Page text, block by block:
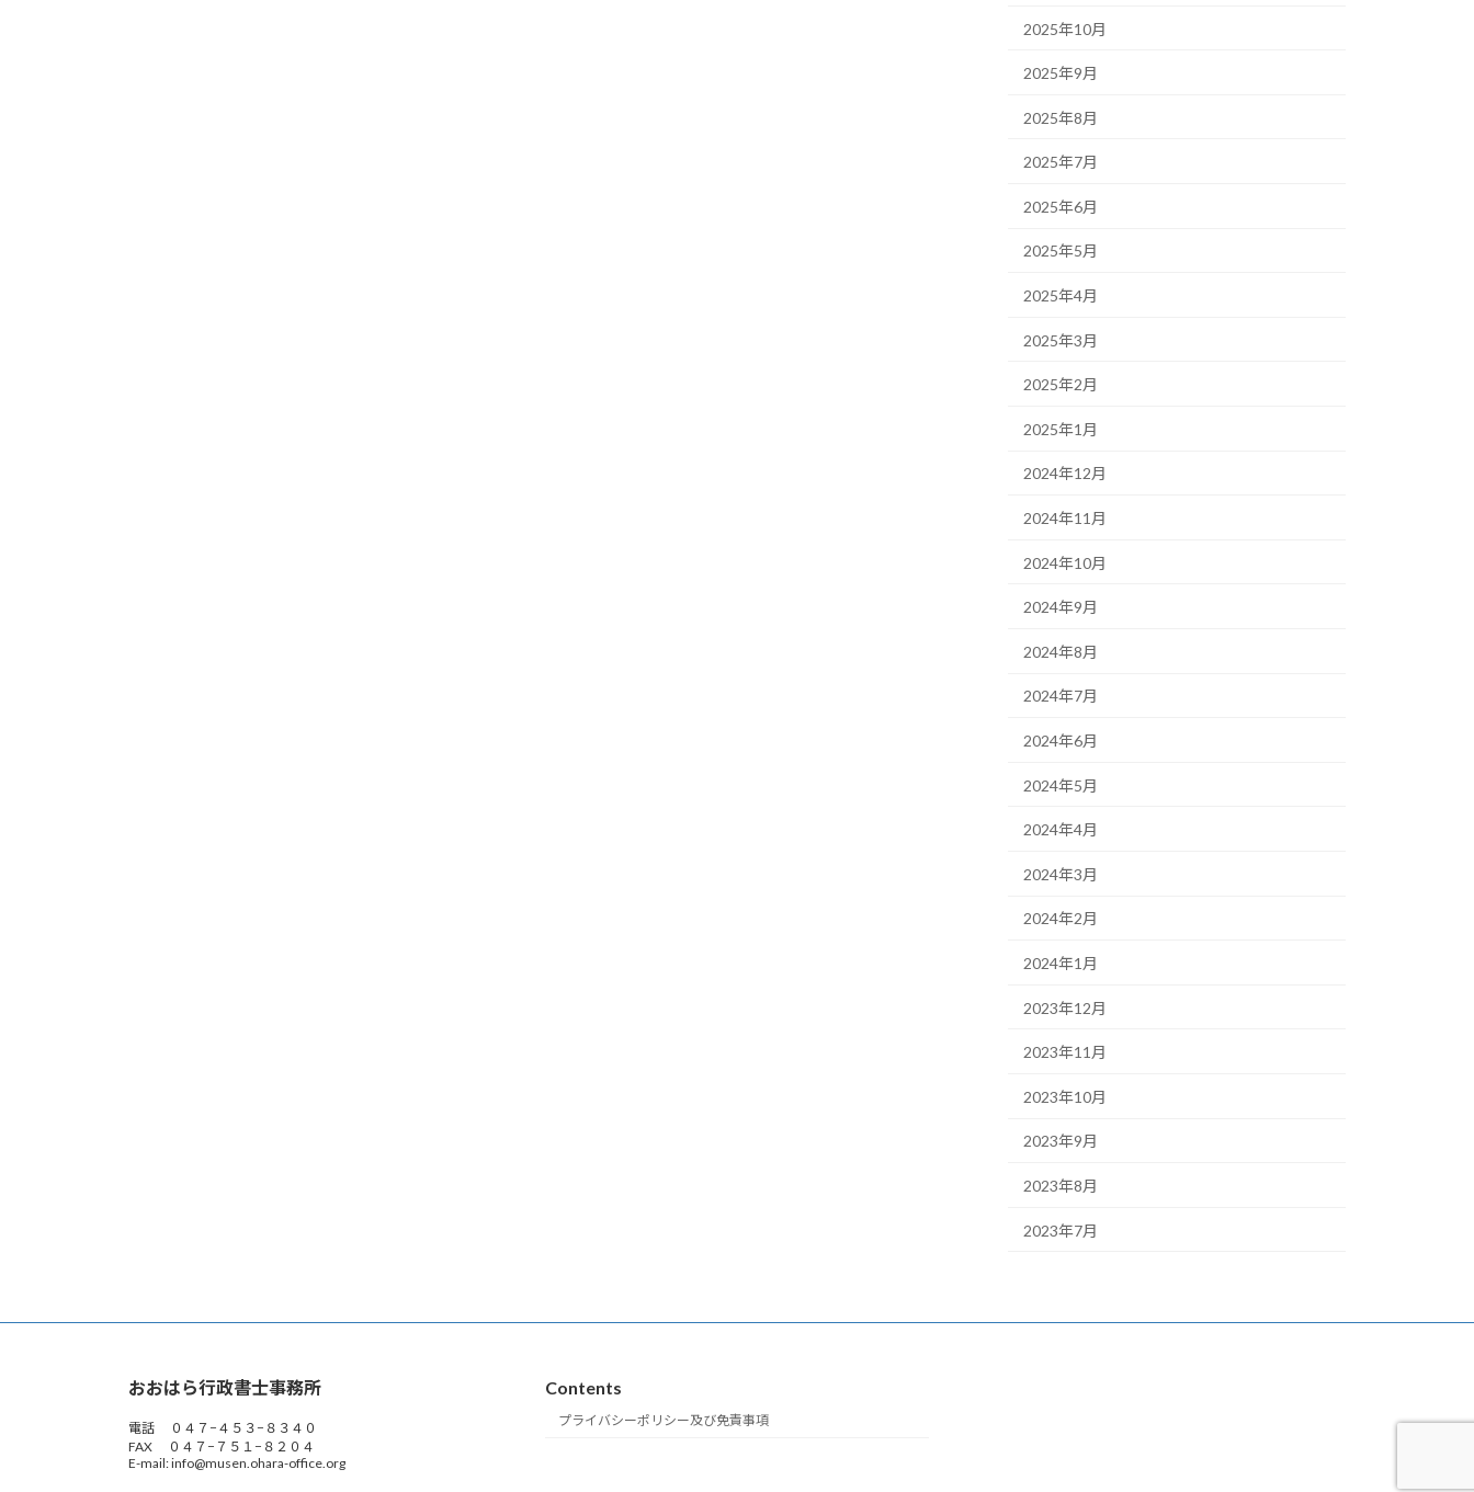
2025年10月
2025年9月
2025年8月
2025年7月
2025年6月
2025年5月
2025年4月
2025年3月
2025年2月
2025年1月
2024年12月
2024年11月
2024年10月
2024年9月
2024年8月
2024年7月
2024年6月
2024年5月
2024年4月
2024年3月
2024年2月
2024年1月
2023年12月
2023年11月
2023年10月
2023年9月
2023年8月
2023年7月
おおはら行政書士事務所
電話 ０４７−４５３−８３４０
FAX ０４７−７５１−８２０４
E-mail: info@musen.ohara-office.org
Contents
プライバシーポリシー及び免責事項